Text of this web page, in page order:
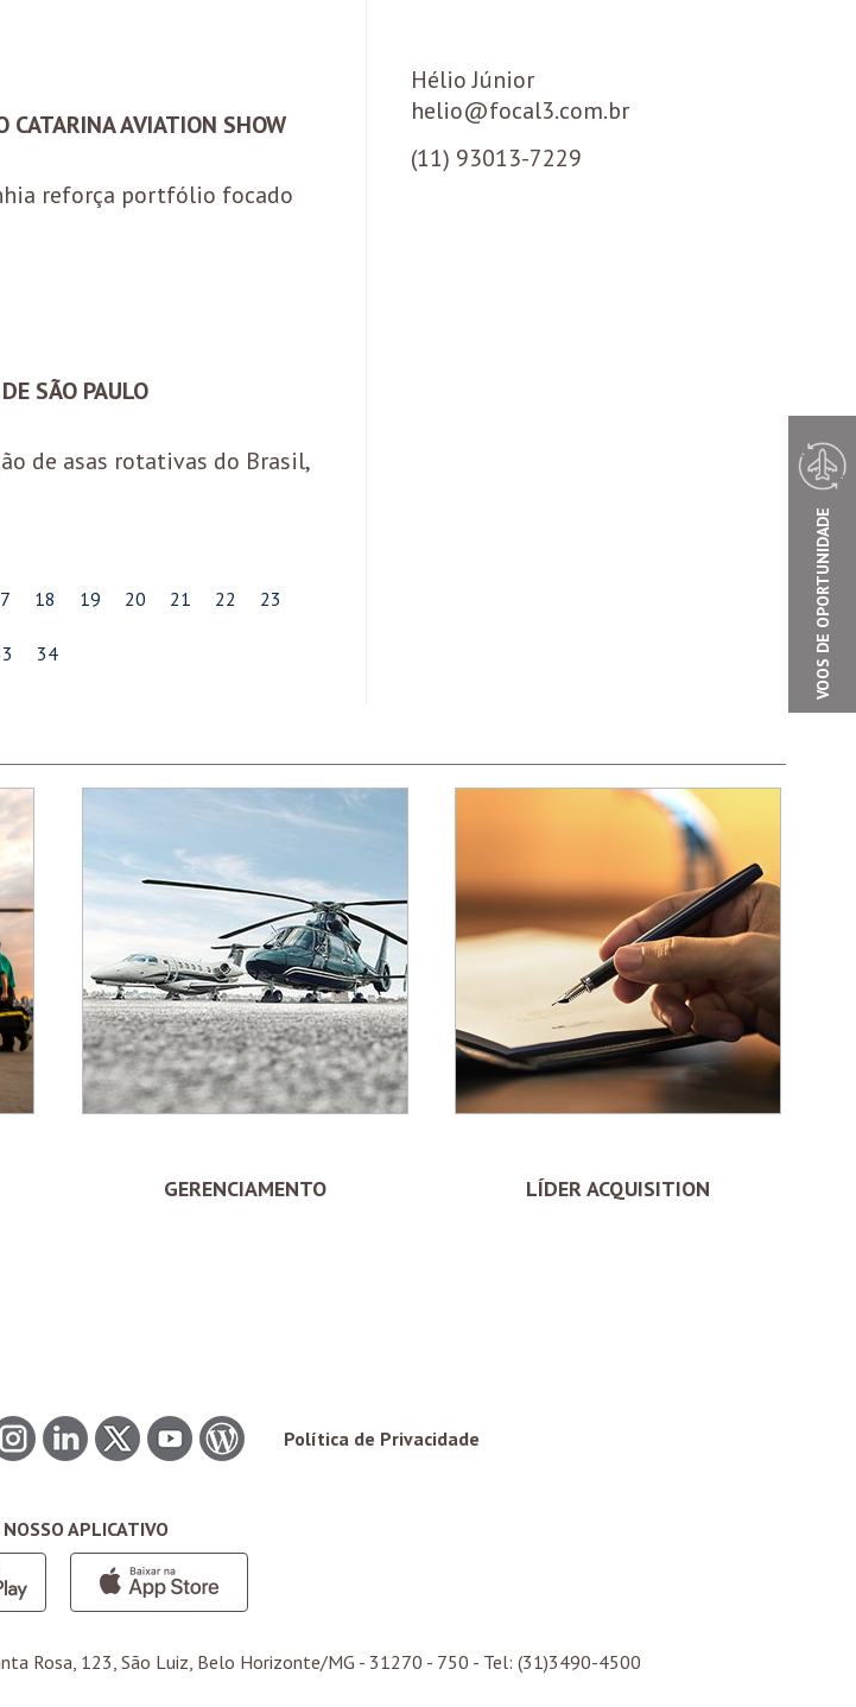
CATARINA AVIATION SHOW
reforça portfólio focado
SÃO PAULO
de asas rotativas do Brasil,
18 19 20 21 22 23
34
Hélio Júnior
helio@focal3.com.br
(11) 93013-7229
GERENCIAMENTO LÍDER ACQUISITION
VOOS DE OPORTUNIDADE
Política de Privacidade
Rosa, 123, São Luiz, Belo Horizonte/MG - 31270 - 750 - Tel: (31)3490-4500
APLICATIVO